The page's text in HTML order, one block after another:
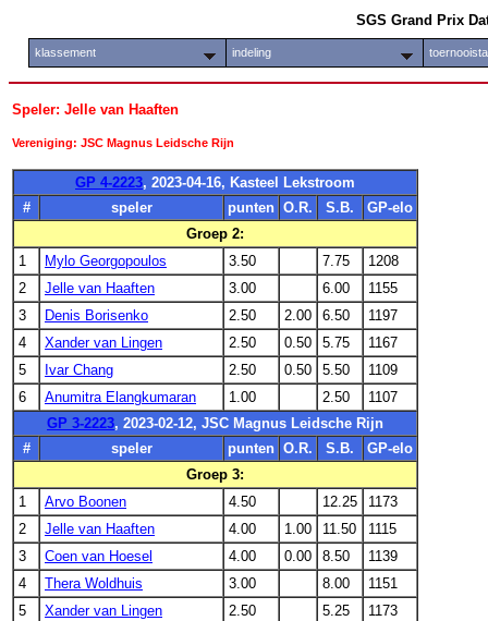
SGS Grand Prix
klassement indeling
Speler: Jelle van Haaften
Vereniging: JSC Magnus Leidsche Rijn
GP 4-2223, 2023-04-16, Kasteel Lekstroom
#
speler punten O.R. S.B.
GP-elo
Groep 2:
1
Mylo Georgopoulos 3.50 7.75
1208
2
Jelle van Haaften 3.00 6.00
1155
3
Denis Borisenko 2.50 2.00 6.50
1197
4
Xander van Lingen 2.50 0.50 5.75
1167
5
Ivar Chang 2.50 0.50 5.50
1109
6
Anumitra Elangkumaran 1.00 2.50
1107
GP 3-2223, 2023-02-12, JSC Magnus Leidsche Rijn
#
speler punten O.R. S.B.
GP-elo
Groep 3:
1
Arvo Boonen 4.50 12.25
1173
2
Jelle van Haaften 4.00 1.00 11.50
1115
3
Coen van Hoesel 4.00 0.00 8.50
1139
4
Thera Woldhuis 3.00 8.00
1151
5
Xander van Lingen 2.50 5.25
1173